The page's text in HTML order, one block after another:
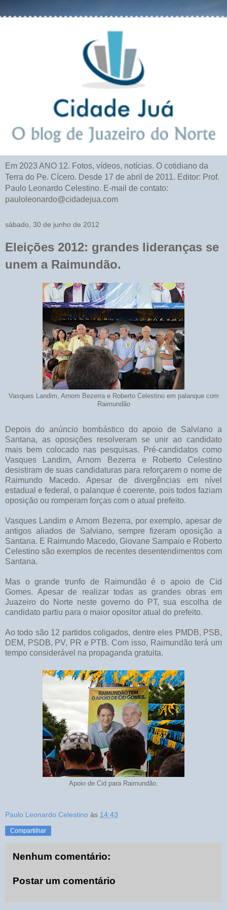
Em 2023 ANO 12. Fotos, vídeos, notícias. O cotidiano da
Terra do Pe. Cícero. Desde 17 de abril de 2011. Editor: Prof.
Paulo Leonardo Celestino. E-mail de contato:
pauloleonardo@cidadejua.com
sábado, 30 de junho de 2012
Eleições 2012: grandes lideranças se
unem a Raimundão.
Vasques Landim, Arnom Bezerra e Roberto Celestino em palanque com
Raimundão
Depois do anúncio bombástico do apoio de Salviano a
Santana, as oposições resolveram se unir ao candidato
mais bem colocado nas pesquisas. Pré-candidatos como
Vasques Landim, Arnom Bezerra e Roberto Celestino
desistiram de suas candidaturas para reforçarem o nome de
Raimundo Macedo. Apesar de divergências em nível
estadual e federal, o palanque é coerente, pois todos faziam
oposição ou romperam forças com o atual prefeito.
Vasques Landim e Arnom Bezerra, por exemplo, apesar de
antigos aliados de Salviano, sempre fizeram oposição a
Santana. E Raimundo Macedo, Giovane Sampaio e Roberto
Celestino são exemplos de recentes desentendimentos com
Santana.
Mas o grande trunfo de Raimundão é o apoio de Cid
Gomes. Apesar de realizar todas as grandes obras em
Juazeiro do Norte neste governo do PT, sua escolha de
candidato partiu para o maior opositor atual do prefeito.
Ao todo são 12 partidos coligados, dentre eles PMDB, PSB,
DEM, PSDB, PV, PR e PTB. Com isso, Raimundão terá um
tempo considerável na propaganda gratuita.
Apoio de Cid para Raimundão.
Paulo Leonardo Celestino às 14:43
Compartilhar
Nenhum comentário:
Postar um comentário